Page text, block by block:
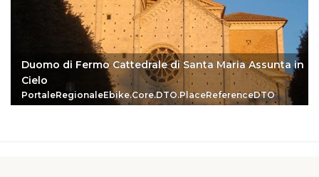
Duomo di Fermo Cattedrale di Santa Maria Assunta in
Cielo
PortaleRegionaleEbike.Core.DTO.PlaceReferenceDTO